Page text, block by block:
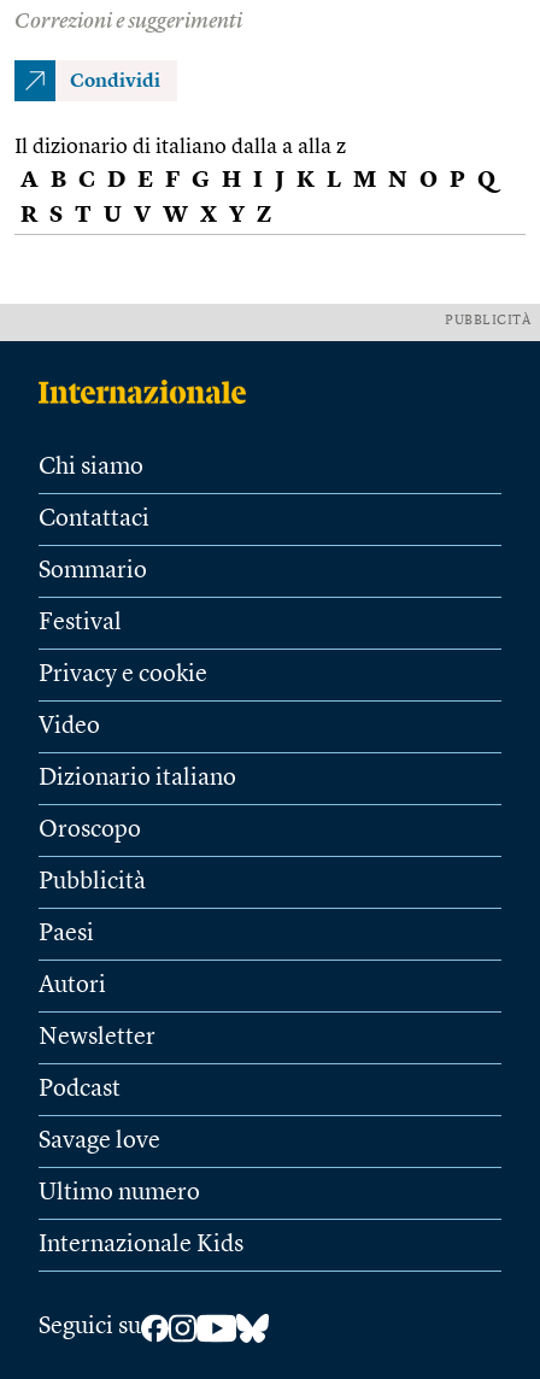
Correzioni e suggerimenti
Condividi
Il dizionario di italiano dalla a alla z
A B C D E F G H I J K L M N O P Q
R S T U V W X Y Z
PUBBLICITÀ
Chi siamo
Contattaci
Sommario
Festival
Privacy e cookie
Video
Dizionario italiano
Oroscopo
Pubblicità
Paesi
Autori
Newsletter
Podcast
Savage love
Ultimo numero
Internazionale Kids
Seguici su